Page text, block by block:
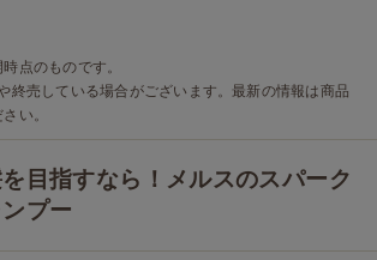
点のものです。
終売している場合がございます。最新の情報は商品
い。
目指すなら！メルスのスパーク
プー